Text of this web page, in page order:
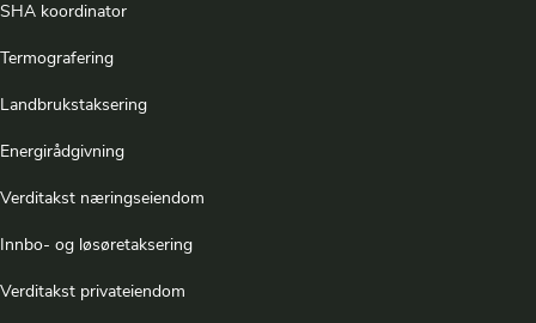
SHA koordinator
Termografering
Landbrukstaksering
Energirådgivning
Verditakst næringseiendom
Innbo- og løsøretaksering
Verditakst privateiendom